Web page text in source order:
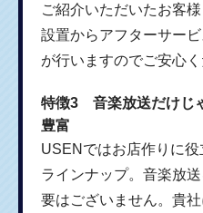
ご紹介いただいたお客
設置からアフターサー
が行いますのでご安心く
特徴3 音楽放送だけじ
豊富
USENではお店作りに
ラインナップ。音楽放
要はございません。貴